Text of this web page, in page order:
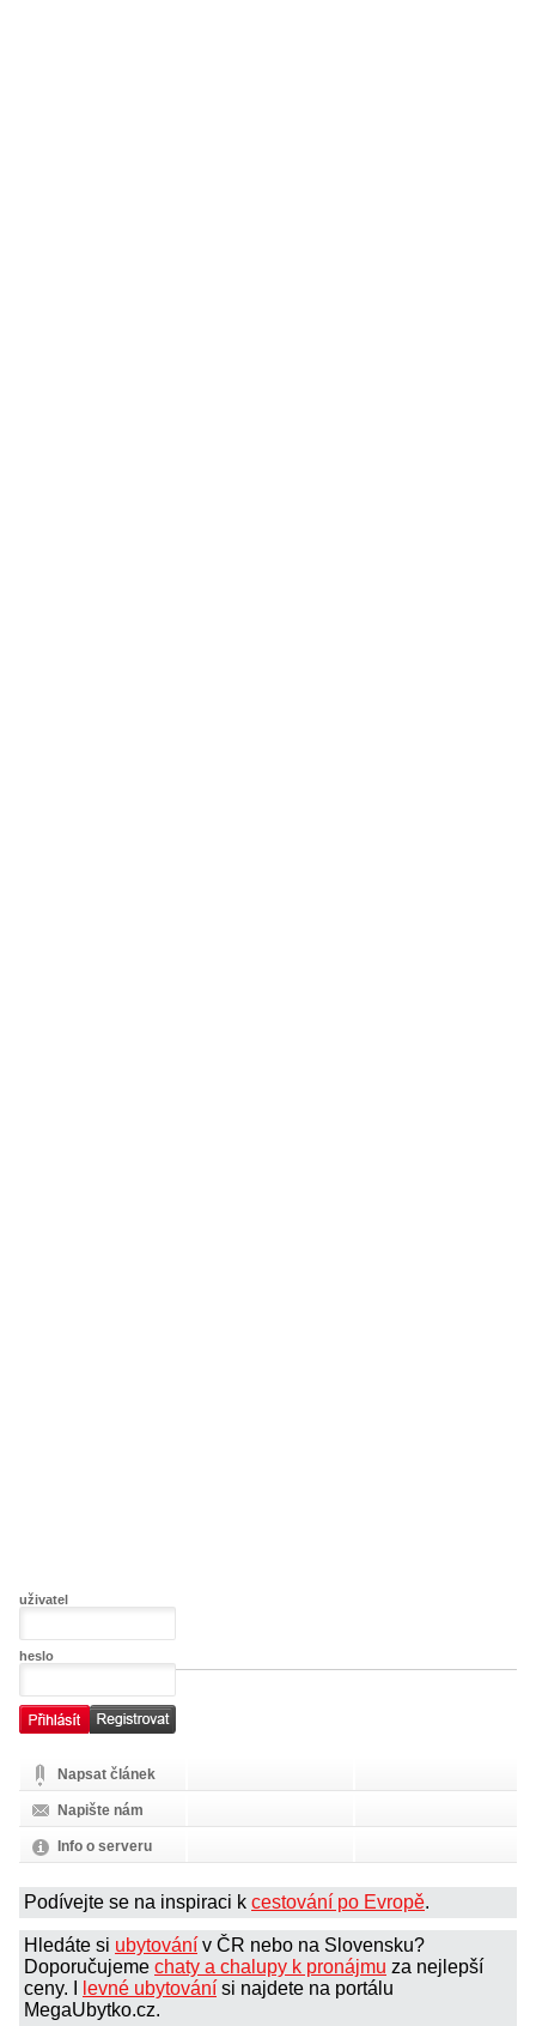
uživatel
heslo
Napsat článek
Napište nám
Info o serveru
Podívejte se na inspiraci k cestování po Evropě.
Hledáte si ubytování v ČR nebo na Slovensku?
Doporučujeme chaty a chalupy k pronájmu za nejlepší
ceny. I
levné ubytování si najdete na portálu
MegaUbytko.cz.